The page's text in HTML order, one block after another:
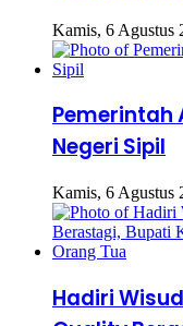
Kamis, 6 Agustus
Pemerintah
Negeri Sipil
Kamis, 6 Agustus
Hadiri